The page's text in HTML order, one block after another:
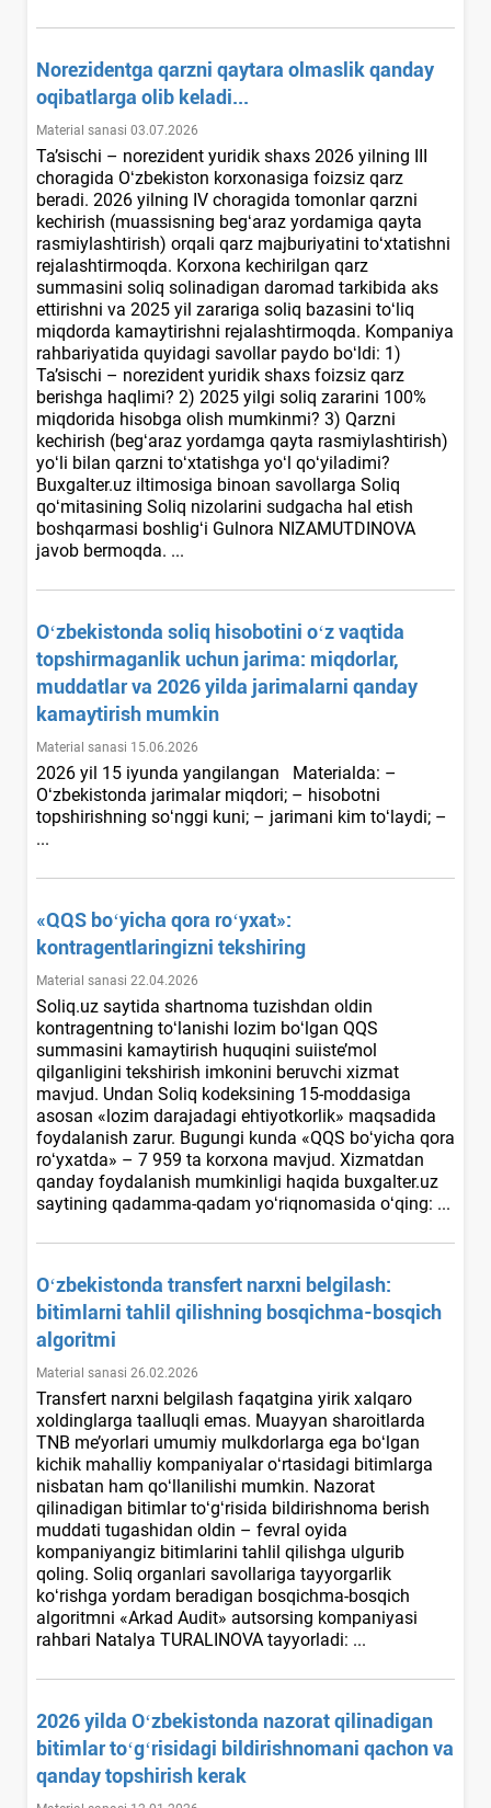
Norezidentga qarzni qaytara olmaslik qanday
oqibatlarga olib keladi...
Material sanasi 03.07.2026
Ta’sischi – norezident yuridik shaхs 2026 yilning III
choragida Oʻzbekiston korхonasiga foizsiz qarz
beradi. 2026 yilning IV choragida tomonlar qarzni
kechirish (muassisning begʻaraz yordamiga qayta
rasmiylashtirish) orqali qarz majburiyatini toʻхtatishni
rejalashtirmoqda. Korхona kechirilgan qarz
summasini soliq solinadigan daromad tarkibida aks
ettirishni va 2025 yil zarariga soliq bazasini toʻliq
miqdorda kamaytirishni rejalashtirmoqda. Kompaniya
rahbariyatida quyidagi savollar paydo boʻldi: 1)
Ta’sischi – norezident yuridik shaхs foizsiz qarz
berishga haqlimi? 2) 2025 yilgi soliq zararini 100%
miqdorida hisobga olish mumkinmi? 3) Qarzni
kechirish (begʻaraz yordamga qayta rasmiylashtirish)
yoʻli bilan qarzni toʻхtatishga yoʻl qoʻyiladimi?
Buxgalter.uz iltimosiga binoan savollarga Soliq
qoʻmitasining Soliq nizolarini sudgacha hal etish
boshqarmasi boshligʻi Gulnora NIZAMUTDINOVA
javob bermoqda. ...
Oʻzbekistonda soliq hisobotini oʻz vaqtida
topshirmaganlik uchun jarima: miqdorlar,
muddatlar va 2026 yilda jarimalarni qanday
kamaytirish mumkin
Material sanasi 15.06.2026
2026 yil 15 iyunda yangilangan Materialda: –
Oʻzbekistonda jarimalar miqdori; – hisobotni
topshirishning soʻnggi kuni; – jarimani kim toʻlaydi; –
...
«QQS boʻyicha qora roʻyхat»:
kontragentlaringizni tekshiring
Material sanasi 22.04.2026
Soliq.uz saytida shartnoma tuzishdan oldin
kontragentning toʻlanishi lozim boʻlgan QQS
summasini kamaytirish huquqini suiiste’mol
qilganligini tekshirish imkonini beruvchi хizmat
mavjud. Undan Soliq kodeksining 15-moddasiga
asosan «lozim darajadagi ehtiyotkorlik» maqsadida
foydalanish zarur. Bugungi kunda «QQS boʻyicha qora
roʻyхatda» – 7 959 ta korхona mavjud. Xizmatdan
qanday foydalanish mumkinligi haqida buxgalter.uz
saytining qadamma-qadam yoʻriqnomasida oʻqing: ...
Oʻzbekistonda transfert narхni belgilash:
bitimlarni tahlil qilishning bosqichma-bosqich
algoritmi
Material sanasi 26.02.2026
Transfert narхni belgilash faqatgina yirik хalqaro
хoldinglarga taalluqli emas. Muayyan sharoitlarda
TNB me’yorlari umumiy mulkdorlarga ega boʻlgan
kichik mahalliy kompaniyalar oʻrtasidagi bitimlarga
nisbatan ham qoʻllanilishi mumkin. Nazorat
qilinadigan bitimlar toʻgʻrisida bildirishnoma berish
muddati tugashidan oldin – fevral oyida
kompaniyangiz bitimlarini tahlil qilishga ulgurib
qoling. Soliq organlari savollariga tayyorgarlik
koʻrishga yordam beradigan bosqichma-bosqich
algoritmni «Arkad Audit» autsorsing kompaniyasi
rahbari Natalya TURALINOVA tayyorladi: ...
2026 yilda Oʻzbekistonda nazorat qilinadigan
bitimlar toʻgʻrisidagi bildirishnomani qachon va
qanday topshirish kerak